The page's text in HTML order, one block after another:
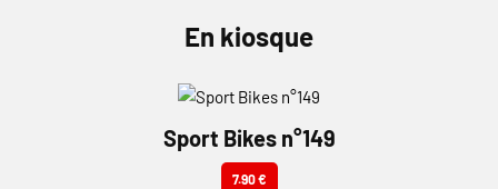
En kiosque
Sport Bikes n°149
7.90 €